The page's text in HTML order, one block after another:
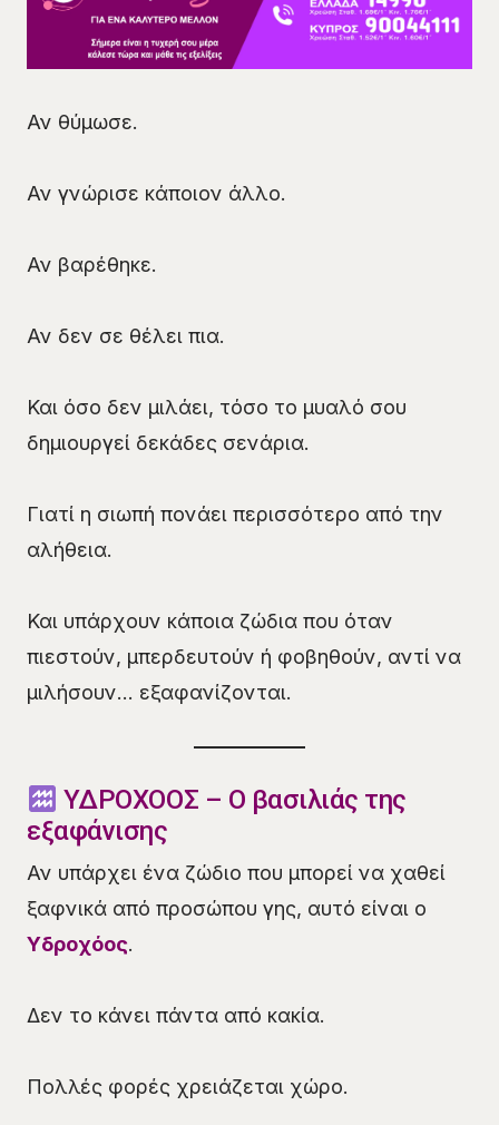
Αν θύμωσε.
Αν γνώρισε κάποιον άλλο.
Αν βαρέθηκε.
Αν δεν σε θέλει πια.
Και όσο δεν μιλάει, τόσο το μυαλό σου
δημιουργεί δεκάδες σενάρια.
Γιατί η σιωπή πονάει περισσότερο από την
αλήθεια.
Και υπάρχουν κάποια ζώδια που όταν
πιεστούν, μπερδευτούν ή φοβηθούν, αντί να
μιλήσουν… εξαφανίζονται.
ΥΔΡΟΧΟΟΣ – Ο βασιλιάς της
εξαφάνισης
Αν υπάρχει ένα ζώδιο που μπορεί να χαθεί
ξαφνικά από προσώπου γης, αυτό είναι ο
Υδροχόος.
Δεν το κάνει πάντα από κακία.
Πολλές φορές χρειάζεται χώρο.